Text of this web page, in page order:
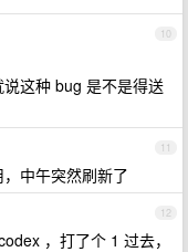
10
这种 bug 是不是得送
11
中午突然刷新了
12
，打了个 1 过去，